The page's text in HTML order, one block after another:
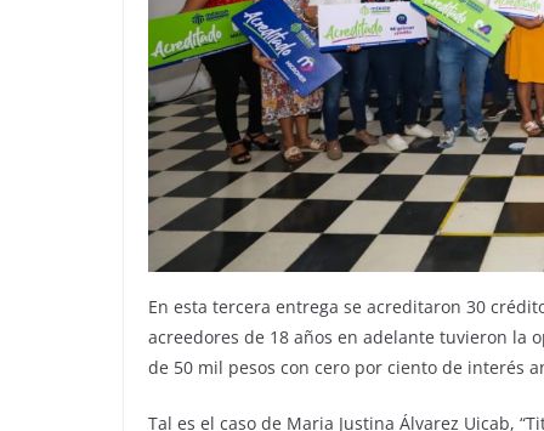
En esta tercera entrega se acreditaron 30
acreedores de 18 años en adelante tuvieron la
de 50 mil pesos con cero por ciento de interés
Tal es el caso de Maria Justina Álvarez Uicab,